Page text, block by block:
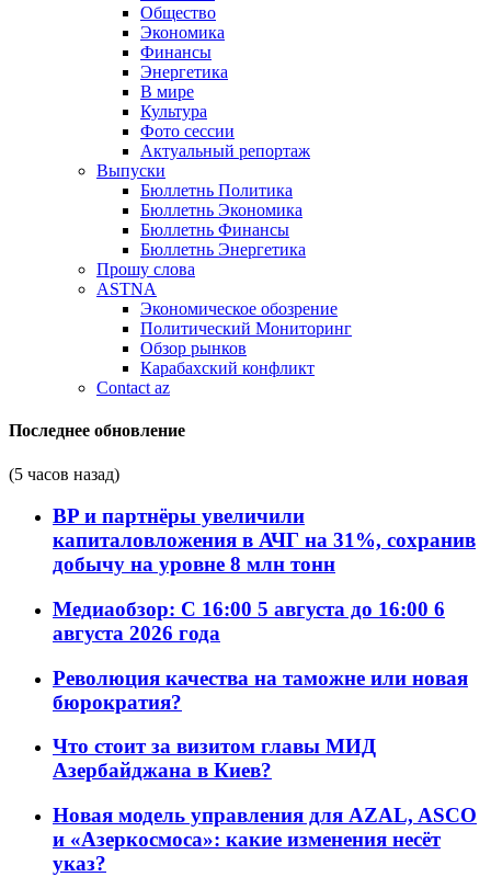
Общество
Экономика
Финансы
Энергетика
В мире
Культура
Фото сессии
Актуальный репортаж
Выпуски
Бюллетнь Политика
Бюллетнь Экономика
Бюллетнь Финансы
Бюллетнь Энергетика
Прошу слова
ASTNA
Экономическое обозрение
Политический Мониторинг
Обзор рынков
Карабахский конфликт
Contact az
Последнее обновление
(5 часов назад)
BP и партнёры увеличили
капиталовложения в АЧГ на 31%, сохранив
добычу на уровне 8 млн тонн
Медиаобзор: С 16:00 5 августа до 16:00 6
августа 2026 года
Революция качества на таможне или новая
бюрократия?
Что стоит за визитом главы МИД
Азербайджана в Киев?
Новая модель управления для AZAL, ASCO
и «Азеркосмоса»: какие изменения несёт
указ?